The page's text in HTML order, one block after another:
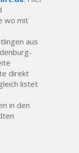
wo mit
aus
direkt
listet
in den